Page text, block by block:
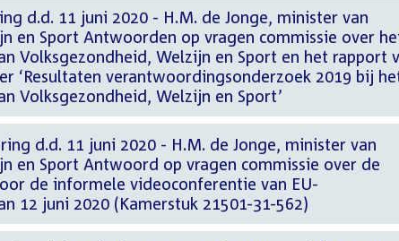
d.d. 11 juni 2020 - H.M. de Jonge, minister van
en Sport Antwoorden op vragen commissie over
Volksgezondheid, Welzijn en Sport en het rapport
‘Resultaten verantwoordingsonderzoek 2019 bij
Volksgezondheid, Welzijn en Sport’
d.d. 11 juni 2020 - H.M. de Jonge, minister van
en Sport Antwoord op vragen commissie over de
de informele videoconferentie van EU-
12 juni 2020 (Kamerstuk 21501-31-562)